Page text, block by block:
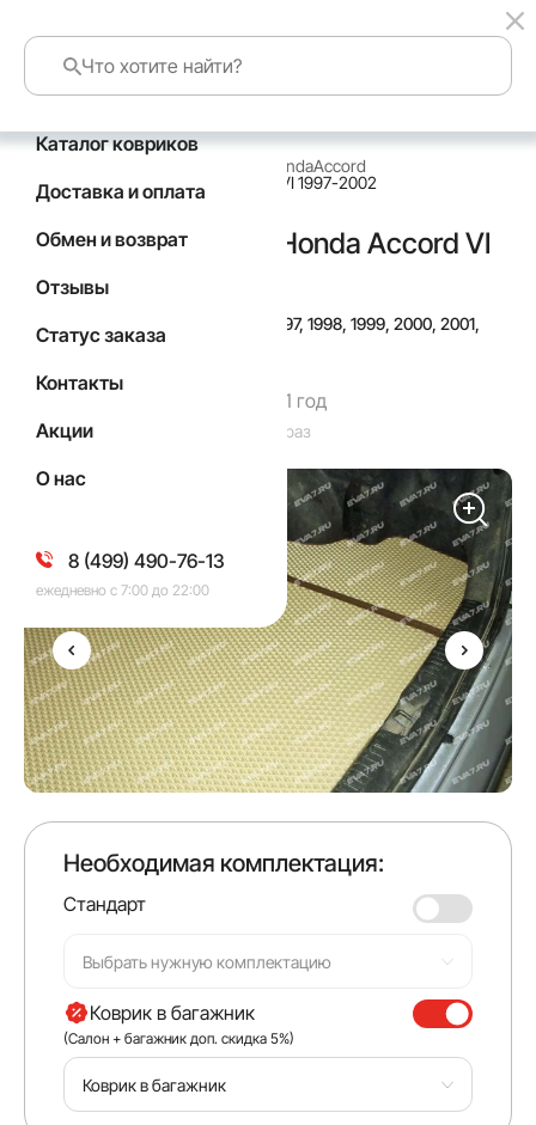
Каталог ковриков
Доставка и оплата
Обмен и возврат
Отзывы
Статус заказа
Контакты
Акции
О нас
8 (499) 490-76-13
ежедневно с 7:00 до 22:00
HondaAccord
Коврик в багажник Honda Accord VI 1997-2002
Коврик в багажник Honda Accord VI
1997-2002
Подойдут для
Год выпуска а/м: 1997, 1998, 1999, 2000, 2001,
2002
Гарантия производителя 1 год
Код товара: 5418 Товар заказан: 29 раз
Необходимая комплектация:
Стандарт
Выбрать нужную комплектацию
Коврик в багажник
(Салон + багажник доп. скидка 5%)
Коврик в багажник